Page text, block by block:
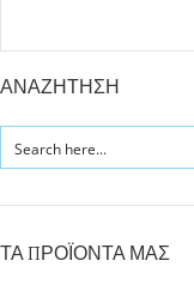
ΑΝΑΖΗΤΗΣΗ
ΤΑ ΠΡΟΪΌΝΤΑ ΜΑΣ